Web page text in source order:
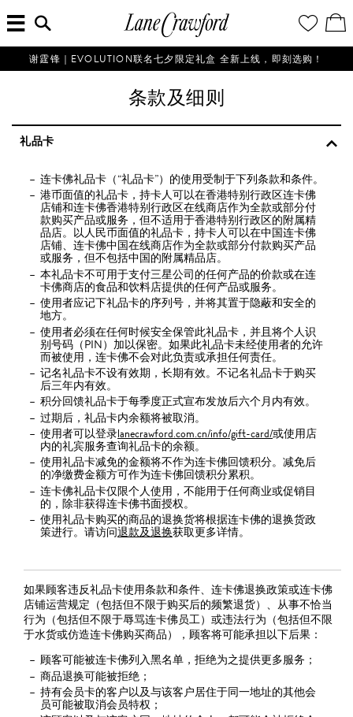
佛
探
的
世
界
的
愿
望
清
单
看
／
修
购
单
入
搜
索
信
息...
谢霆锋｜EVOLUTION联名七夕限定礼盒 全新上线，即刻选购！
条款及细则
礼品卡
连卡佛礼品卡（“礼品卡”）的使用受制于下列条款和条件。
港币面值的礼品卡，持卡人可以在香港特别行政区连卡佛
店铺和连卡佛香港特别行政区在线商店作为全款或部分付
款购买产品或服务，但不适用于香港特别行政区的附属精
品店。以人民币面值的礼品卡，持卡人可以在中国连卡佛
店铺、连卡佛中国在线商店作为全款或部分付款购买产品
或服务，但不包括中国的附属精品店。
本礼品卡不可用于支付三星公司的任何产品的价款或在连
卡佛商店的食品和饮料店提供的任何产品或服务。
使用者应记下礼品卡的序列号，并将其置于隐蔽和安全的
地方。
使用者必须在任何时候安全保管此礼品卡，并且将个人识
别号码（PIN）加以保密。如果此礼品卡未经使用者的允许
而被使用，连卡佛不会对此负责或承担任何责任。
记名礼品卡不设有效期，长期有效。不记名礼品卡于购买
后三年内有效。
积分回馈礼品卡于每季度正式宣布发放后六个月内有效。
过期后，礼品卡内余额将被取消。
使用者可以登录lanecrawford.com.cn/info/gift-card/或使用店
内的礼宾服务查询礼品卡的余额。
使用礼品卡减免的金额将不作为连卡佛回馈积分。减免后
的净缴费金额方可作为连卡佛回馈积分累积。
连卡佛礼品卡仅限个人使用，不能用于任何商业或促销目
的，除非获得连卡佛书面授权。
使用礼品卡购买的商品的退换货将根据连卡佛的退换货政
策进行。请访问退款及退换获取更多详情。
如果顾客违反礼品卡使用条款和条件、连卡佛退换政策或连卡佛
店铺运营规定（包括但不限于购买后的频繁退货）、从事不恰当
行为（包括但不限于辱骂连卡佛员工）或违法行为（包括但不限
于水货或仿造连卡佛购买商品），顾客将可能承担以下后果：
顾客可能被连卡佛列入黑名单，拒绝为之提供更多服务；
商品退换可能被拒绝；
持有会员卡的客户以及与该客户居住于同一地址的其他会
员可能被取消会员特权；